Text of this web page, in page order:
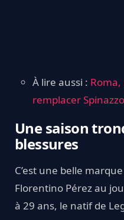
À lire aussi :
remplacer
Une saison
blessures
C’est une belle
Florentino Pérez au
à 29 ans, le natif de